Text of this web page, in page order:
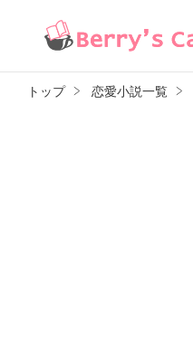
トップ 恋愛小説一覧